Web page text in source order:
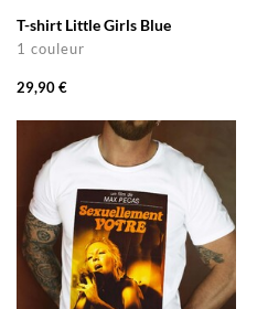
T-shirt Little Girls Blue
1 couleur
29,90 €